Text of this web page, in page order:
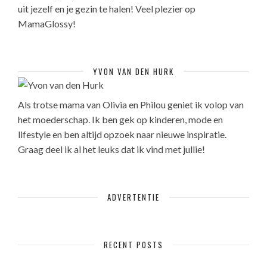
uit jezelf en je gezin te halen! Veel plezier op
MamaGlossy!
YVON VAN DEN HURK
Als trotse mama van Olivia en Philou geniet ik volop van
het moederschap. Ik ben gek op kinderen, mode en
lifestyle en ben altijd opzoek naar nieuwe inspiratie.
Graag deel ik al het leuks dat ik vind met jullie!
ADVERTENTIE
RECENT POSTS